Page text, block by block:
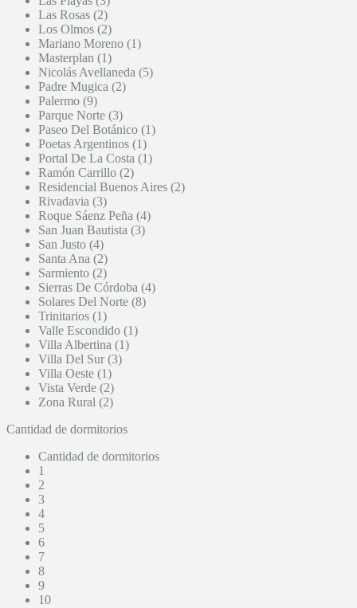
Las Rosas (2)
Los Olmos (2)
Mariano Moreno (1)
Masterplan (1)
Nicolás Avellaneda (5)
Padre Mugica (2)
Palermo (9)
Parque Norte (3)
Paseo Del Botánico (1)
Poetas Argentinos (1)
Portal De La Costa (1)
Ramón Carrillo (2)
Residencial Buenos Aires (2)
Rivadavia (3)
Roque Sáenz Peña (4)
San Juan Bautista (3)
San Justo (4)
Santa Ana (2)
Sarmiento (2)
Sierras De Córdoba (4)
Solares Del Norte (8)
Trinitarios (1)
Valle Escondido (1)
Villa Albertina (1)
Villa Del Sur (3)
Villa Oeste (1)
Vista Verde (2)
Zona Rural (2)
Cantidad de dormitorios
Cantidad de dormitorios
1
2
3
4
5
6
7
8
9
10